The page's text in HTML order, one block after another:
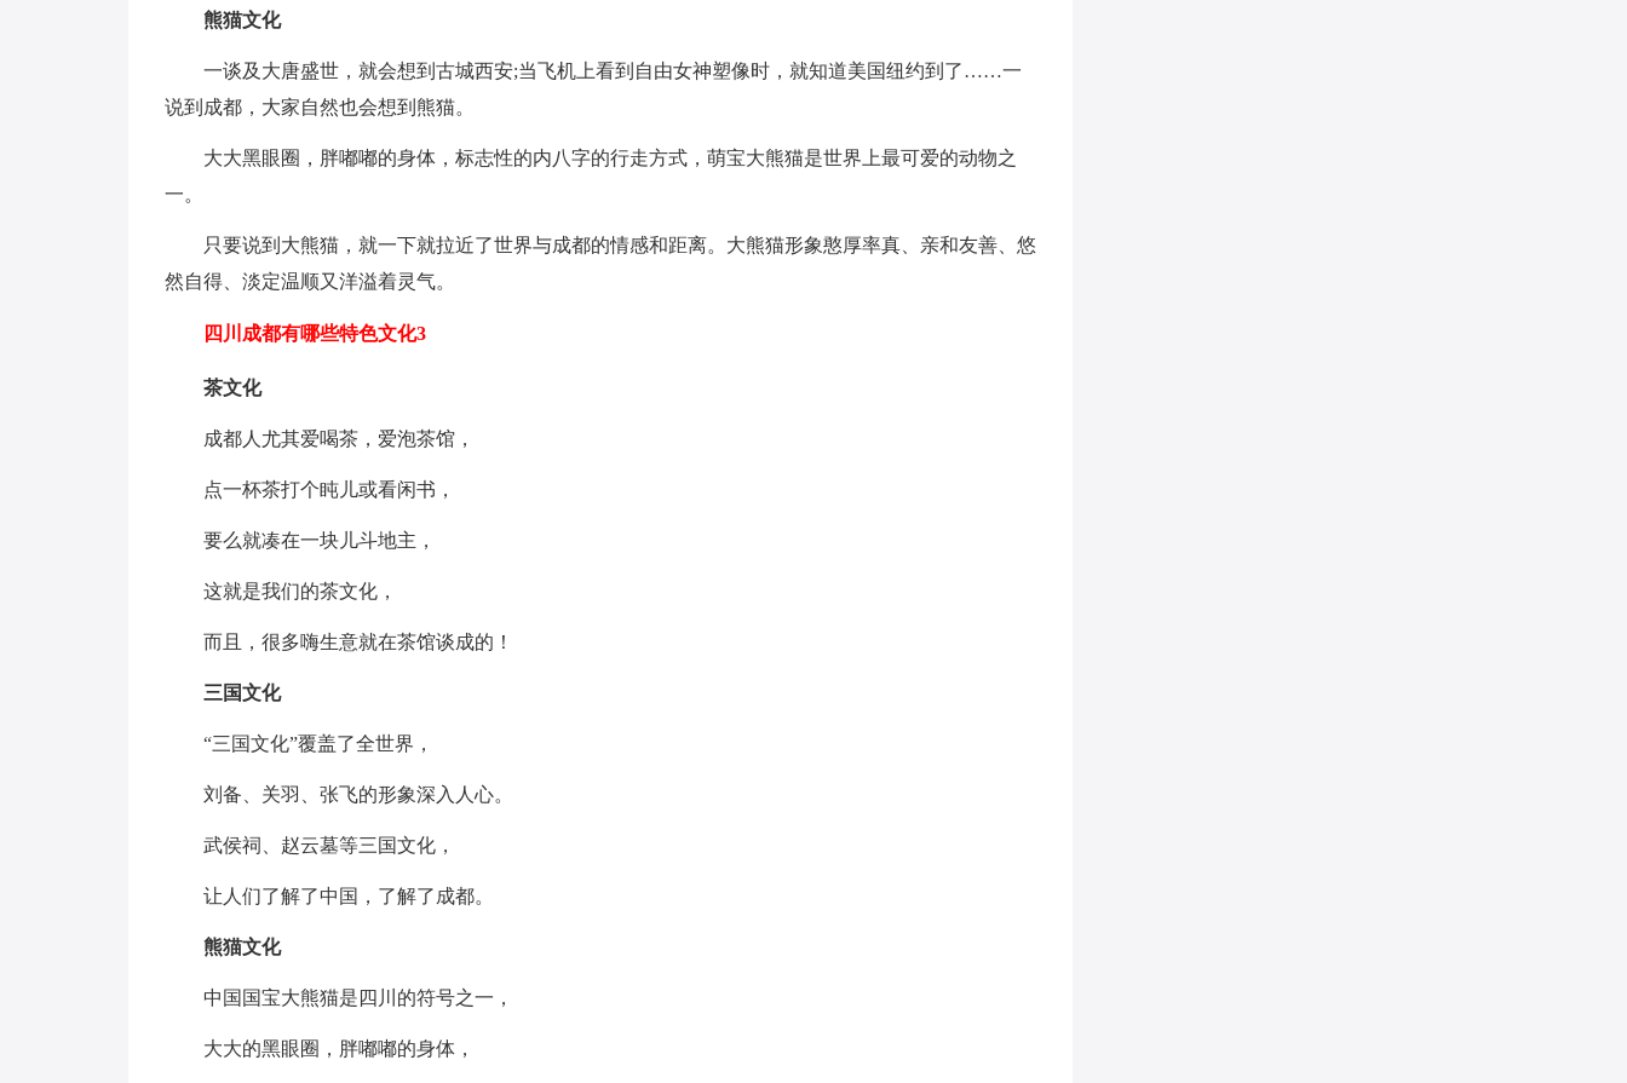
熊猫文化
一谈及大唐盛世，就会想到古城西安;当飞机上看到自由女神塑像时，就知道美国纽约到了……一
说到成都，大家自然也会想到熊猫。
大大黑眼圈，胖嘟嘟的身体，标志性的内八字的行走方式，萌宝大熊猫是世界上最可爱的动物之
一。
只要说到大熊猫，就一下就拉近了世界与成都的情感和距离。大熊猫形象憨厚率真、亲和友善、悠
然自得、淡定温顺又洋溢着灵气。
四川成都有哪些特色文化3
茶文化
成都人尤其爱喝茶，爱泡茶馆，
点一杯茶打个盹儿或看闲书，
要么就凑在一块儿斗地主，
这就是我们的茶文化，
而且，很多嗨生意就在茶馆谈成的！
三国文化
“三国文化”覆盖了全世界，
刘备、关羽、张飞的形象深入人心。
武侯祠、赵云墓等三国文化，
让人们了解了中国，了解了成都。
熊猫文化
中国国宝大熊猫是四川的符号之一，
大大的黑眼圈，胖嘟嘟的身体，